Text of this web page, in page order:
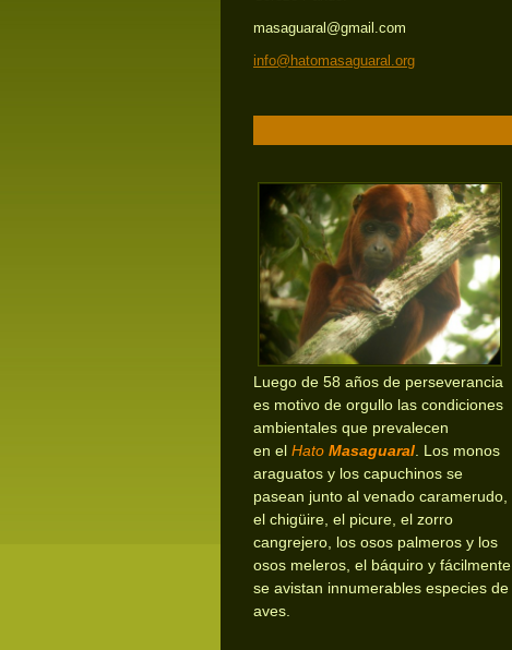
masaguaral@gmail.com
info@hatomasaguaral.org
Luego de 58 años de perseverancia
es motivo de orgullo las condiciones
ambientales que prevalecen
en el Hato Masaguaral . Los monos
araguatos y los capuchinos se
pasean junto al venado caramerudo,
el chigüire, el picure, el zorro
cangrejero, los osos palmeros y los
osos meleros, el báquiro y fácilmente
se avistan innumerables especies de
aves.